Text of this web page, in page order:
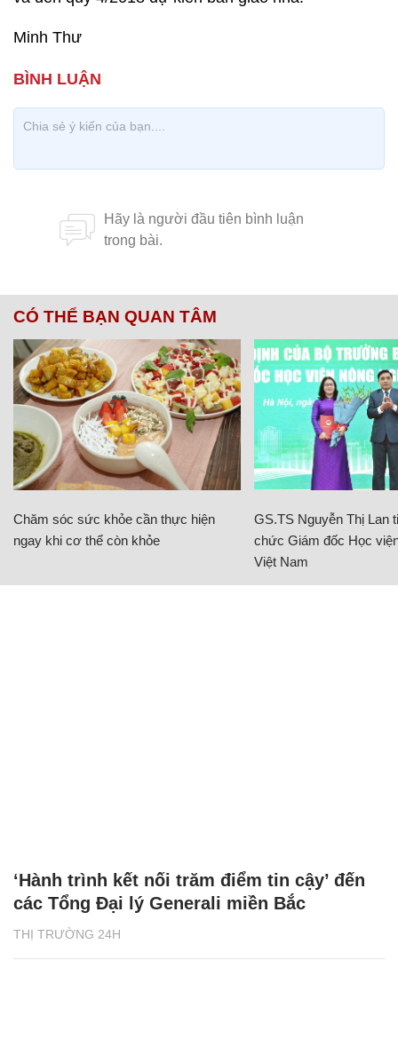
Minh Thư
CÓ THỂ BẠN QUAN TÂM
Chăm sóc sức khỏe cần thực hiện
ngay khi cơ thể còn khỏe
GS.TS Nguyễn Thị Lan
chức Giám đốc Học
Việt Nam
THỊ TRƯỜNG 24H
‘Hành trình kết nối trăm điểm tin cậy’ đến
các Tổng Đại lý Generali miền Bắc